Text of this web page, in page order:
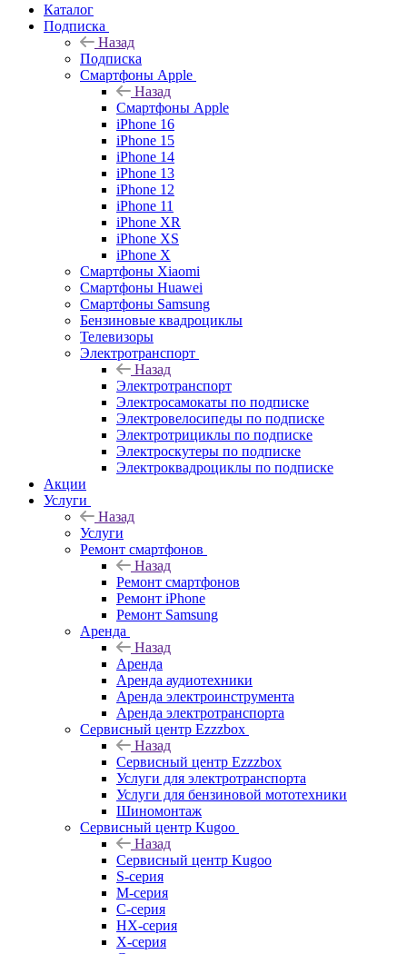
Каталог
Подписка
Назад
Подписка
Смартфоны Apple
Назад
Смартфоны Apple
iPhone 16
iPhone 15
iPhone 14
iPhone 13
iPhone 12
iPhone 11
iPhone XR
iPhone XS
iPhone X
Смартфоны Xiaomi
Смартфоны Huawei
Смартфоны Samsung
Бензиновые квадроциклы
Телевизоры
Электротранспорт
Назад
Электротранспорт
Электросамокаты по подписке
Электровелосипеды по подписке
Электротрициклы по подписке
Электроскутеры по подписке
Электроквадроциклы по подписке
Акции
Услуги
Назад
Услуги
Ремонт смартфонов
Назад
Ремонт смартфонов
Ремонт iPhone
Ремонт Samsung
Аренда
Назад
Аренда
Аренда аудиотехники
Аренда электроинструмента
Аренда электротранспорта
Сервисный центр Ezzzbox
Назад
Сервисный центр Ezzzbox
Услуги для электротранспорта
Услуги для бензиновой мототехники
Шиномонтаж
Сервисный центр Kugoo
Назад
Сервисный центр Kugoo
S-cерия
M-серия
С-серия
HX-серия
X-серия